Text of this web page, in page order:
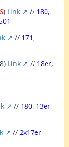
) Link // 180,
// 171,
Link // 18er,
// 180, 13er,
// 2x17er